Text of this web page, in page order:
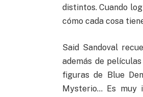
distintos. Cuando
cómo cada cosa
Said Sandoval
además de
figuras de Blue
Mysterio… Es muy